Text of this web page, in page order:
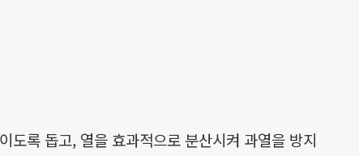
록 돕고, 열을 효과적으로 분산시켜 과열을 방지